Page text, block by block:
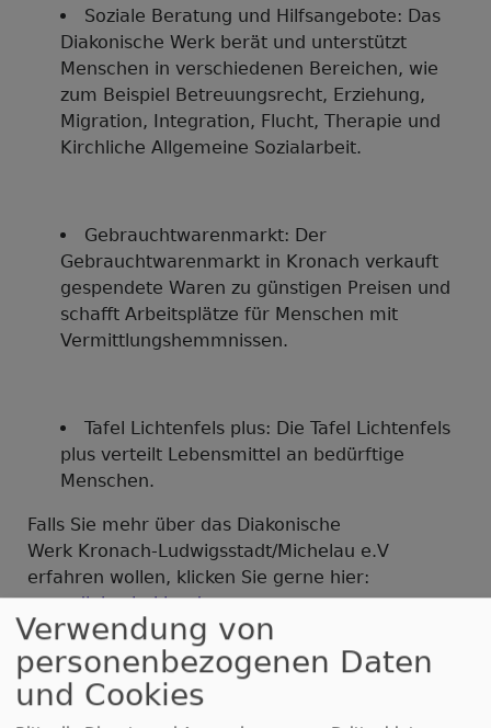
Soziale Beratung und Hilfsangebote: Das
Diakonische Werk berät und unterstützt
Menschen in verschiedenen Bereichen, wie
zum Beispiel Betreuungsrecht, Erziehung,
Migration, Integration, Flucht, Therapie und
Kirchliche Allgemeine Sozialarbeit.
Gebrauchtwarenmarkt: Der
Gebrauchtwarenmarkt in Kronach verkauft
gespendete Waren zu günstigen Preisen und
schafft Arbeitsplätze für Menschen mit
Vermittlungshemmnissen.
Tafel Lichtenfels plus: Die Tafel Lichtenfels
plus verteilt Lebensmittel an bedürftige
Menschen.
Falls Sie mehr über das Diakonische
Werk Kronach-Ludwigsstadt/Michelau e.V
erfahren wollen, klicken Sie gerne hier:
www.diakonie-klm.de
Verwendung von
personenbezogenen Daten
und Cookies